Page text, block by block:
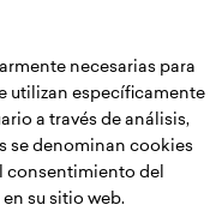
necesarias para
utilizan específicamente
a través de análisis,
se denominan cookies
consentimiento del
su sitio web.